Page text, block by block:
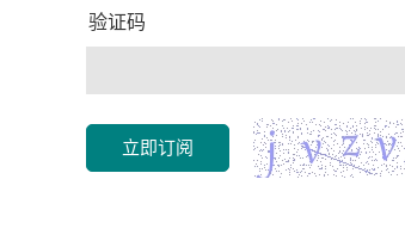
验证码
立即订阅